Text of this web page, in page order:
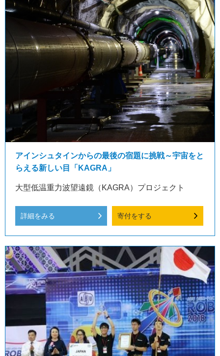
アインシュタインからの最後の宿題に挑戦～宇宙をと
らえる新しい目「KAGRA」
大型低温重力波望遠鏡（KAGRA）プロジェクト
詳細をみる 寄付をする